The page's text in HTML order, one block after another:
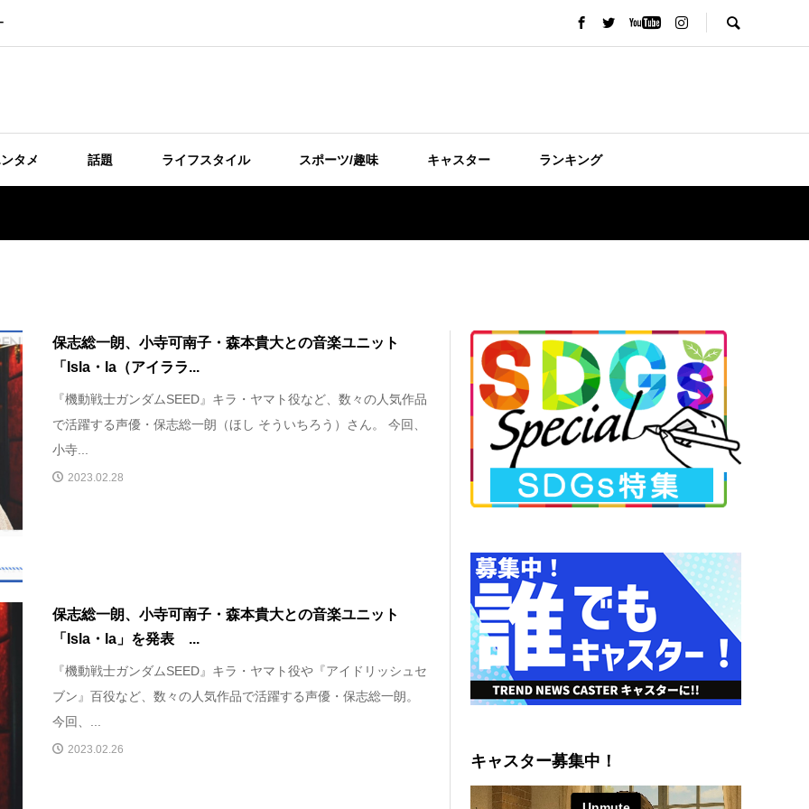
タメ 話題 ライフスタイル スポーツ/趣味 キャスター ランキング
保志総一朗、小寺可南子・森本貴大との音楽ユニット
「Isla・la（アイララ...
『機動戦士ガンダムSEED』キラ・ヤマト役など、数々の人気作品
で活躍する声優・保志総一朗（ほし そういちろう）さん。 今回、
小寺...
2023.02.28
保志総一朗、小寺可南子・森本貴大との音楽ユニット
「Isla・la」を発表 ...
『機動戦士ガンダムSEED』キラ・ヤマト役や『アイドリッシュセ
ブン』百役など、数々の人気作品で活躍する声優・保志総一朗。
今回、...
2023.02.26
キャスター募集中！